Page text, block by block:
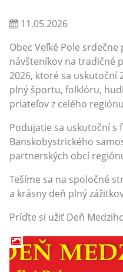
11.05.2026
Obec Veľké Pole
návšteníkov na tradičné
2026, ktoré sa uskutoční
plný športu, folklóru,
priateľov z celého
Podujatie sa uskutoční
Banskobystrického
partnerských obcí
Tešíme sa na spoločné
a krásny deň plný
Príďte si užiť Deň